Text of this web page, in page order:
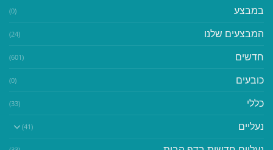
במבצע (0)
המבצעים שלנו (24)
חדשים (601)
כובעים (0)
כללי (33)
נעליים (41)